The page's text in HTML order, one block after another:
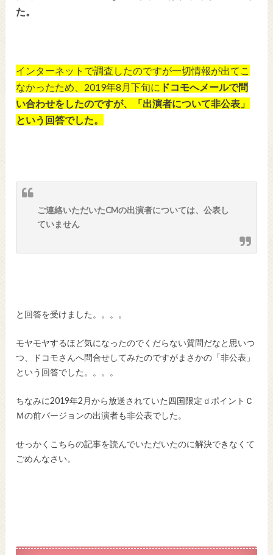
た。
インターネットで調査したのですが一切情報が出てこ
なかったため、2019年8月下旬に ドコモへメールで問
い合わせをしたのですが、「出演者について非公表」
という回答でした。
ご連絡いただいたCMの出演者については、公表し
ていません
と回答を受けました。。。。
モヤモヤするほど気になったのでくだらない質問だなと思いつ
つ、ドコモさんへ問合せしてみたのですがまさかの「非公表」
という回答でした。。。。
ちなみに2019年2月から放送されていた四国限定ｄポイントＣ
Ｍの前バージョンの出演者も非公表でした。
せっかくこちらの記事を読んでいただいたのに解決できなくて
ごめんなさい。